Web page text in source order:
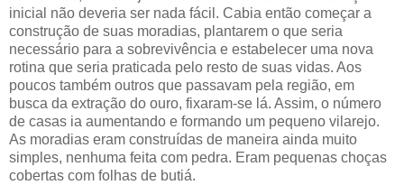
inicial não deveria ser nada fácil. Cabia então começar a
construção de suas moradias, plantarem o que seria
necessário para a sobrevivência e estabelecer uma nova
rotina que seria praticada pelo resto de suas vidas. Aos
poucos também outros que passavam pela região, em
busca da extração do ouro, fixaram-se lá. Assim, o número
de casas ia aumentando e formando um pequeno vilarejo.
As moradias eram construídas de maneira ainda muito
simples, nenhuma feita com pedra. Eram pequenas choças
cobertas com folhas de butiá.